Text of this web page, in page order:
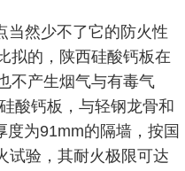
然少不了它的防火性
拟的，陕西硅酸钙板在
不产生烟气与有毒气
酸钙板，与轻钢龙骨和
为91mm的隔墙，按国
验，其耐火极限可达